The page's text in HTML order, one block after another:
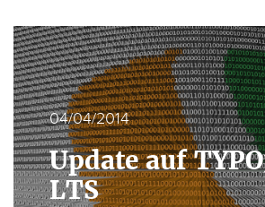
04/04/2014
Update auf
LTS